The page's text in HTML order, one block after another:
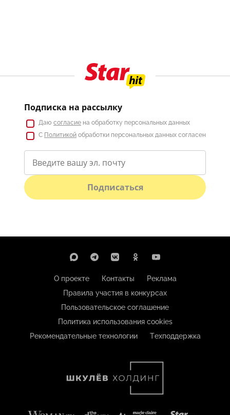
Подписка на рассылку
Даю согласие на обработку персональных данных
С Политикой обработки персональных данных согласен
Подписаться
О проекте Контакты
Реклама
Правила участия в конкурсах
Пользовательское соглашение
Политика использования cookies
Рекомендательные технологии
Техподдержка